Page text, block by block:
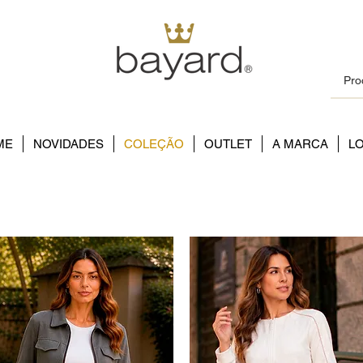
NOVIDADES COLEÇÃO OUTLET A MARCA